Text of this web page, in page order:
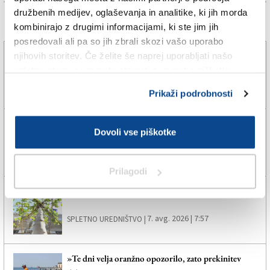
družbenih medijev, oglaševanja in analitike, ki jih morda
kombinirajo z drugimi informacijami, ki ste jim jih
posredovali ali pa so jih zbrali skozi vašo uporabo
njihovih storitev. Če želite še naprej uporabljati našo
Prikaži podrobnosti
Dovoli vse piškotke
Prilagodi
Več novic
Za obnovo grobnice družine Tomažič zbrali
noč, ki je ne bodo pozabili
DARKO BRADASSI |7. avg. 2026 | 10:09
Trst bodo pozeleneli naravni senčniki
SPLETNO UREDNIŠTVO | 7. avg. 2026 | 7:57
»Te dni velja oranžno opozorilo, zato prekinitev